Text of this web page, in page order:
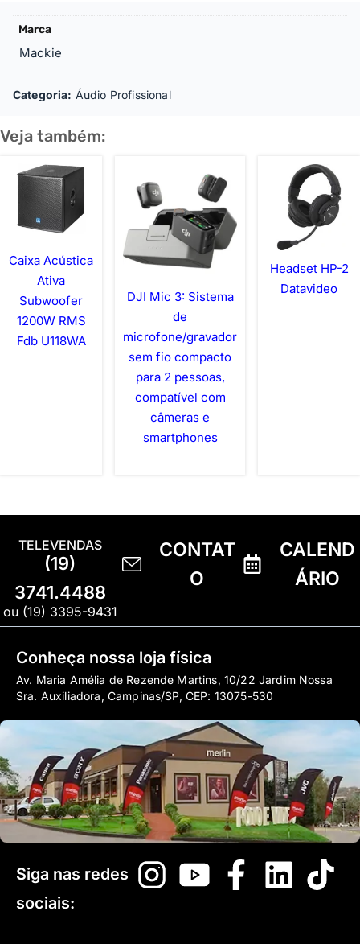
Marca
Mackie
Categoria: Áudio Profissional
Veja também:
Caixa Acústica
Ativa
Subwoofer
1200W RMS
Fdb U118WA
DJI Mic 3: Sistema
de
microfone/gravador
sem fio compacto
para 2 pessoas,
compatível com
câmeras e
smartphones
Headset HP-2
Datavideo
TELEVENDAS
(19)
3741.4488
ou (19) 3395-9431
CONTAT
O
CALEND
ÁRIO
Conheça nossa loja física
Av. Maria Amélia de Rezende Martins, 10/22 Jardim Nossa
Sra. Auxiliadora, Campinas/SP, CEP: 13075-530
Siga nas redes
sociais: